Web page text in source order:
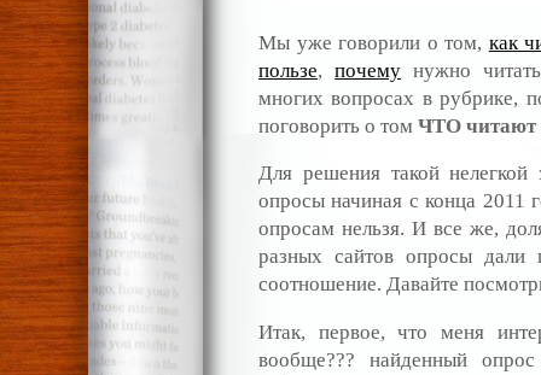
Мы уже говорили о том, как
пользе,почему нужно
многих вопросах в рубрике,
поговорить о том ЧТО читают
Для решения такой нелегкой
опросы начиная с конца 2011
опросам нельзя. И все же,
разных сайтов опросы дали
соотношение. Давайте
Итак, первое, что меня
вообще??? найденный